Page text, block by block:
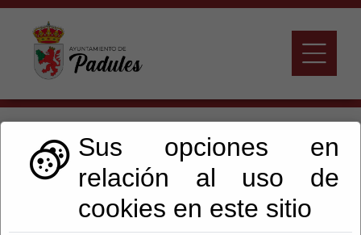
Sus opciones en
relación al uso de
cookies en este sitio
SUBVENCIÓN
DIPUTACIÓN PLAN
SAVIA 2024-2027